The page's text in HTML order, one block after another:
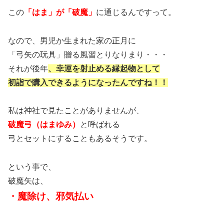
この 「はま」が「破魔」 に通じるんですって。
なので、男児か生まれた家の正月に
「弓矢の玩具」贈る風習とりなりまり・・・
それが後年、幸運を射止める縁起物として
初詣で購入できるようになったんですね！！
私は神社で見たことがありませんが、
破魔弓（はまゆみ）
と呼ばれる
弓とセットにすることもあるそうです。
という事で、
破魔矢は、
・魔除け、邪気払い